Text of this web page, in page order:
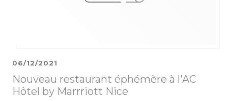
Nouveau restaurant éphémère à l'AC
Hôtel by Marrriott Nice
06/12/2021